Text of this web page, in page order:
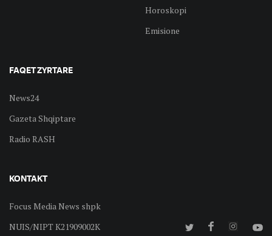
Horoskopi
Emisione
FAQET ZYRTARE
News24
Gazeta Shqiptare
Radio RASH
KONTAKT
Focus Media News shpk
NUIS/NIPT K21909002K